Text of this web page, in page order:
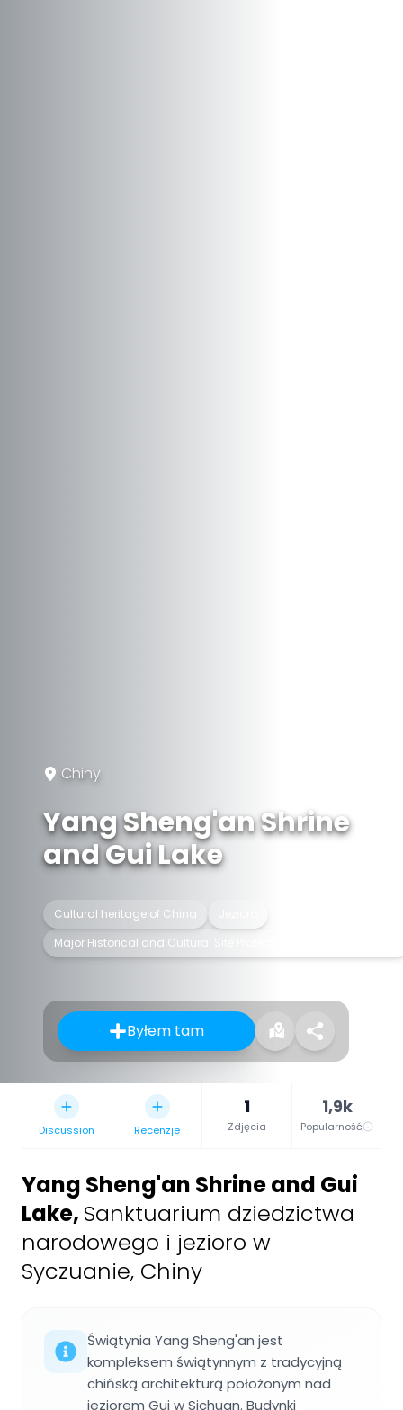
Chiny
Yang Sheng'an Shrine
and Gui Lake
Cultural heritage of China
Major Historical and Cultural Site Protected at the National Level
Byłem tam
Discussion Recenzje
1
Zdjęcia
1,9k
Popularność
Yang Sheng'an Shrine and Gui
Lake, Sanktuarium dziedzictwa
narodowego i jezioro w
Syczuanie, Chiny
Świątynia Yang Sheng'an jest
kompleksem świątynnym z tradycyjną
chińską architekturą położonym nad
jeziorem Gui w Sichuan. Budynki